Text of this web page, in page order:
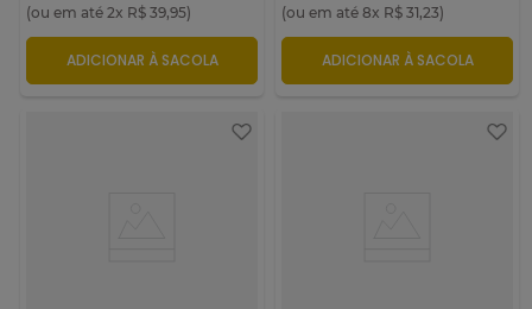
(ou em até 2x R$ 39,95)
ADICIONAR À SACOLA
(ou em até 8x R$ 31,23)
ADICIONAR À SACOLA